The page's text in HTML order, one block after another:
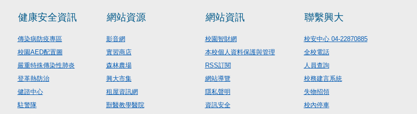
健康安全資訊
傳染病防疫專區
校園AED配置圖
嚴重特殊傳染性肺炎
登革熱防治
健諮中心
駐警隊
網站資源
影音網
實習商店
森林農場
興大市集
租屋資訊網
獸醫教學醫院
網站資訊
校園智財網
本校個人資料保護與管理
RSS訂閱
網站導覽
隱私聲明
資訊安全
聯繫興大
校安中心 04-22870885
全校電話
人員查詢
校務建言系統
失物招領
校內停車